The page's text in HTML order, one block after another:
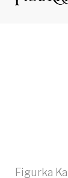
Figurka